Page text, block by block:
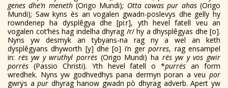
genes dhe’n meneth(Origo Mundi); Otta cowas pur ahas(Origo
Mundi); Saw kyns ès an vogalen gwadn-poslevys dhe gelly hy
rowndenep ha dysplêgya dhe [pi:r], yth hevel fatell veu an
vogalen cot’hës hag indelha dhyrag /r/ hy a dhysplêgyas dhe [o].
Nyns yw desmyk an tybyans-na rag ny a wel an keth
dysplêgyans dhyworth [y] dhe [o] i’n gerporres, rag ensampel
in: rës yw y wruthyl porrës (Origo Mundi) ha rës yw y vos gwir
porrës (Passio Christi). Yth hevel fatell o *purrës an form
wredhek. Nyns yw godhvedhys pana dermyn poran a veu por
gwrÿs apur dhyrag hanow gwadn pò dhyrag adverb. Apert yw